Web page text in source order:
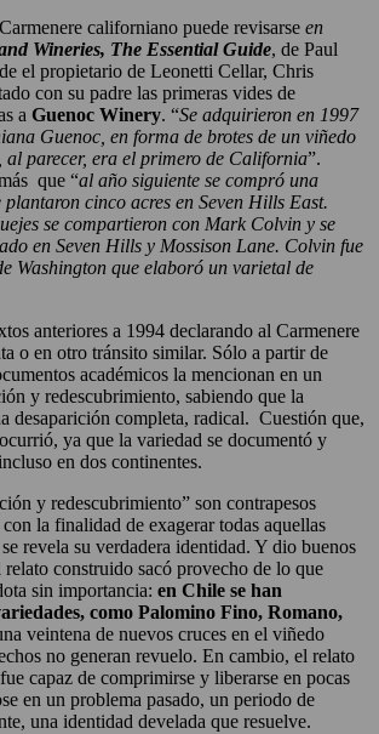
californiano puede revisarse en
Wineries, The Essential Guide, de Paul
el propietario de Leonetti Cellar, Chris
con su padre las primeras vides de
a Guenoc Winery. “Se adquirieron en 1997
Guenoc, en forma de brotes de un viñedo
al parecer, era el primero de California”.
que “al año siguiente se compró una
cinco acres en Seven Hills East.
se compartieron con Mark Colvin y se
en Seven Hills y Mossison Lane. Colvin fue
Washington que elaboró un varietal de
anteriores a 1994 declarando al Carmenere
o en otro tránsito similar. Sólo a partir de
académicos la mencionan en un
y redescubrimiento, sabiendo que la
desaparición completa, radical. Cuestión que,
ya que la variedad se documentó y
en dos continentes.
y redescubrimiento” son contrapesos
la finalidad de exagerar todas aquellas
revela su verdadera identidad. Y dio buenos
relato construido sacó provecho de lo que
sin importancia: en Chile se han
como Palomino Fino, Romano,
veintena de nuevos cruces en el viñedo
no generan revuelo. En cambio, el relato
capaz de comprimirse y liberarse en pocas
en un problema pasado, un periodo de
una identidad develada que resuelve.